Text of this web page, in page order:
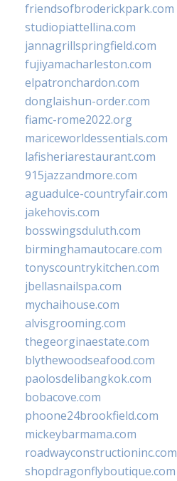
friendsofbroderickpark.com
studiopiattellina.com
jannagrillspringfield.com
fujiyamacharleston.com
elpatronchardon.com
donglaishun-order.com
fiamc-rome2022.org
mariceworldessentials.com
lafisheriarestaurant.com
915jazzandmore.com
aguadulce-countryfair.com
jakehovis.com
bosswingsduluth.com
birminghamautocare.com
tonyscountrykitchen.com
jbellasnailspa.com
mychaihouse.com
alvisgrooming.com
thegeorginaestate.com
blythewoodseafood.com
paolosdelibangkok.com
bobacove.com
phoone24brookfield.com
mickeybarmama.com
roadwayconstructioninc.com
shopdragonflyboutique.com